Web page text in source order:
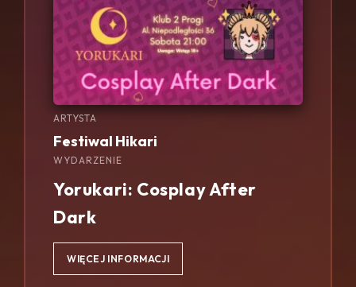
ARTYSTA
Festiwal Hikari
WYDARZENIE
Yorukari: Cosplay After
Dark
WIĘCEJ INFORMACJI